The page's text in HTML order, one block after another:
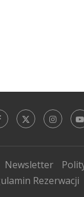
Newsletter
Rezerwacji